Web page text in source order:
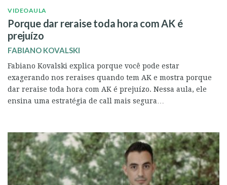
VIDEOAULA
Porque dar reraise toda hora com AK é
prejuízo
FABIANO KOVALSKI
Fabiano Kovalski explica porque você pode estar
exagerando nos reraises quando tem AK e mostra porque
dar reraise toda hora com AK é prejuízo. Nessa aula, ele
ensina uma estratégia de call mais segura…